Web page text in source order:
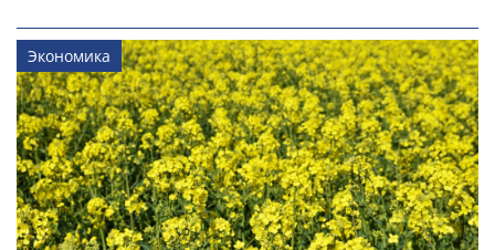
Экономика